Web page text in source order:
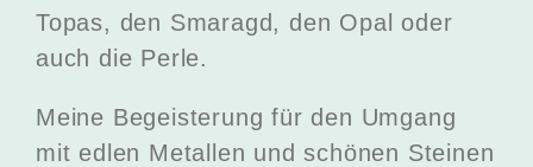
Topas, den Smaragd, den Opal oder
auch die Perle.
Meine Begeisterung für den Umgang
mit edlen Metallen und schönen Steinen